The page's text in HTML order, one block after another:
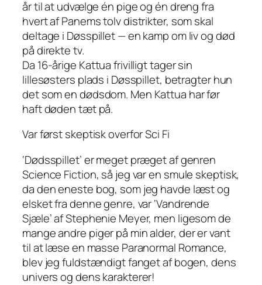
år til at udvælge én pige og én dreng fra
hvert af Panems tolv distrikter, som skal
deltage i Døsspillet — en kamp om liv og død
på direkte tv.
Da 16-årige Kattua frivilligt tager sin
lillesøsters plads i Døsspillet, betragter hun
det som en dødsdom. Men Kattua har før
haft døden tæt på.
Var først skeptisk overfor Sci Fi
‘Dødsspillet’ er meget præget af genren
Science Fiction, så jeg var en smule skeptisk,
da den eneste bog, som jeg havde læst og
elsket fra denne genre, var ‘Vandrende
Sjæle’ af Stephenie Meyer, men ligesom de
mange andre piger på min alder, der er vant
til at læse en masse Paranormal Romance,
blev jeg fuldstændigt fanget af bogen, dens
univers og dens karakterer!